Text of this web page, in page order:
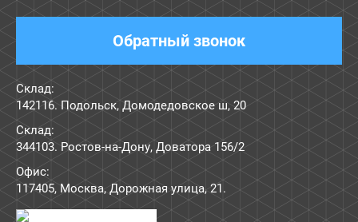
Обратный звонок
Склад:
142116. Подольск, Домодедовское ш, 20
Склад:
344103. Ростов-на-Дону, Доватора 156/2
Офис:
117405, Москва, Дорожная улица, 21.